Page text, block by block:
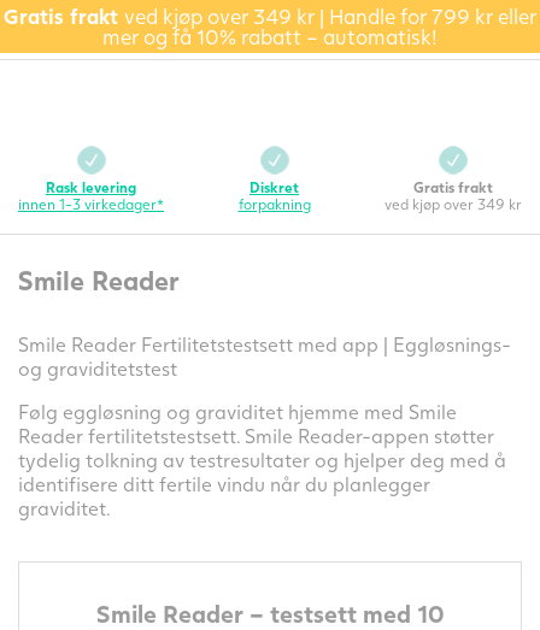
Gratis frakt ved kjøp over 349 kr | Handle for 799 kr eller
mer og få 10% rabatt – automatisk!
Rask levering
innen 1-3 virkedager*
Diskret
forpakning
Gratis frakt
ved kjøp over 349 kr
Smile Reader
Smile Reader Fertilitetstestsett med app | Eggløsnings-
og graviditetstest
Følg eggløsning og graviditet hjemme med Smile
Reader fertilitetstestsett. Smile Reader-appen støtter
tydelig tolkning av testresultater og hjelper deg med å
identifisere ditt fertile vindu når du planlegger
graviditet.
Smile Reader – testsett med 10